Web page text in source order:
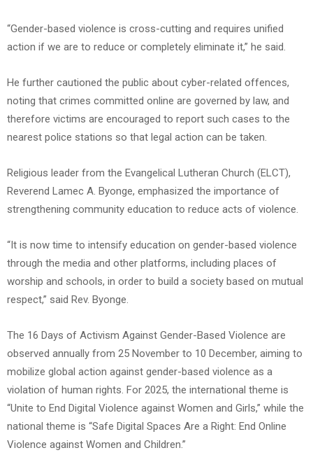
“Gender-based violence is cross-cutting and requires unified
action if we are to reduce or completely eliminate it,” he said.
He further cautioned the public about cyber-related offences,
noting that crimes committed online are governed by law, and
therefore victims are encouraged to report such cases to the
nearest police stations so that legal action can be taken.
Religious leader from the Evangelical Lutheran Church (ELCT),
Reverend Lamec A. Byonge, emphasized the importance of
strengthening community education to reduce acts of violence.
“It is now time to intensify education on gender-based violence
through the media and other platforms, including places of
worship and schools, in order to build a society based on mutual
respect,” said Rev. Byonge.
The 16 Days of Activism Against Gender-Based Violence are
observed annually from 25 November to 10 December, aiming to
mobilize global action against gender-based violence as a
violation of human rights. For 2025, the international theme is
“Unite to End Digital Violence against Women and Girls,” while the
national theme is “Safe Digital Spaces Are a Right: End Online
Violence against Women and Children.”